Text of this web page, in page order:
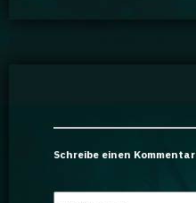
Schreibe einen Kommentar